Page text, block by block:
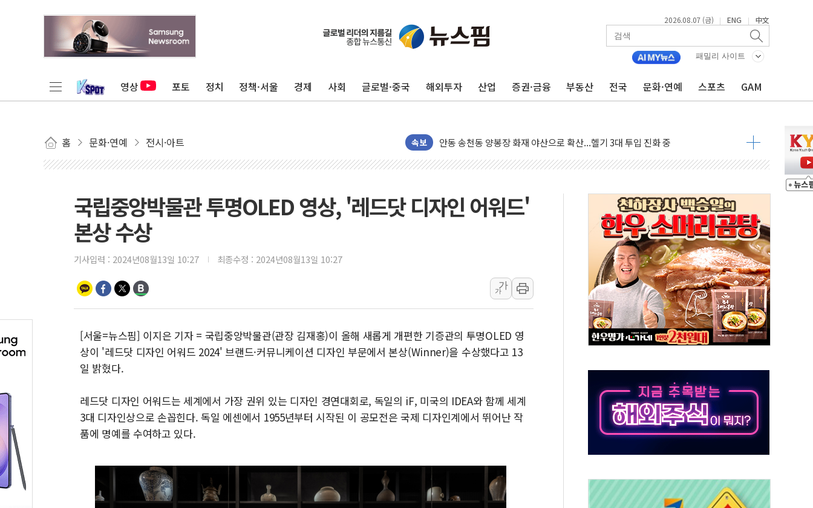
2026.08.07 (금) | ENG | 中文
패밀리 사이트
영상 포토 정치 정책·서울 경제 사회 글로벌·중국 해외투자 산업 증권·금융 부동산 전국 문화·연예 스포츠 GAM
홈 문화·연예 전시·아트 속보
중수청 임용설명회에 검사 110명 등 1100명 참석...인사·처우 관심
[컨콜] 롯데케미칼, "하반기 기초화학 가격 강세 완화"
목동8단지 현설에 대우·DL·GS·현산 참여…'공사비 인상 차단' 조건
호남반도체 산단 하루 65만톤 용수 필요…절반은 하수처리수로 공급한다
[인사] 외교부
롯데케미칼, 2분기 영업익 1101억 '흑자전환'
외교부, 美 의원들 정통망법 비판에 반박..."디지털 환경 변화에 따른 것"
'세기의 거래', 인도 50조원 규모 라팔 도입 속도...프랑스 인도에 판매 제안서 제출
하나은행, 7일부터 비대면 주담대 신규 취급 중단
공진원, 맨시티 선수단에 한글 디자인 협업 제품 전달
GS25 '소비뇽레몬블랑하이볼', 레드닷 디자인 어워드 수상
신세계百, 포트넘앤메이슨 9주년 여름 기획세트 출시
李대통령, 국가폭력 피해자 청와대 초청 사과…"국가가 책임 다하겠다"
[기자수첩] ISA 개편, 국장 살리기보다 투자자 설득이 먼저
두나무, 경찰청 '압수 디지털자산 커스터디' 사업 맡는다
교보증권, 10일까지 코스피200 지수 기초자산 원금지급형 ELB 공모
국립중앙박물관 투명OLED 영상, '레드닷 디자인 어워드'
본상 수상
기사입력 : 2024년08월13일 10:27 최종수정 : 2024년08월13일 10:27
가
가
[서울=뉴스핌] 이지은 기자 = 국립중앙박물관(관장 김재홍)이 올해 새롭게 개편한 기증관의 투명OLED 영
상이 '레드닷 디자인 어워드 2024' 브랜드·커뮤니케이션 디자인 부문에서 본상(Winner)을 수상했다고 13
일 밝혔다.
레드닷 디자인 어워드는 세계에서 가장 권위 있는 디자인 경연대회로, 독일의 iF, 미국의 IDEA와 함께 세계
3대 디자인상으로 손꼽힌다. 독일 에센에서 1955년부터 시작된 이 공모전은 국제 디자인계에서 뛰어난 작
품에 명예를 수여하고 있다.